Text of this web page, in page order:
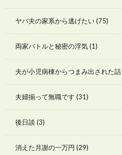
ヤバ夫の家系から逃げたい(75)
両家バトルと秘密の浮気(1)
夫が小児病棟からつまみ出された話
夫婦揃って無職です (31)
後日談 (3)
消えた月謝の一万円 (29)